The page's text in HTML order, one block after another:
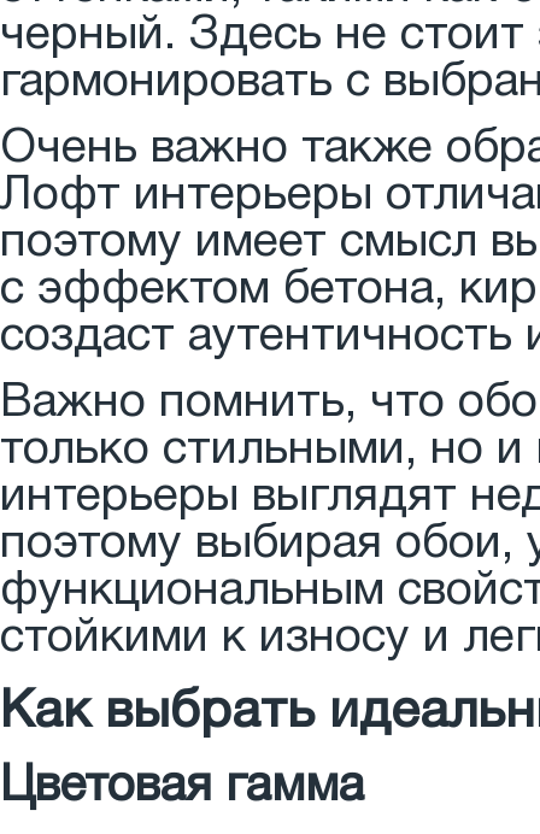
черный. Здесь не
гармонировать с
Очень важно также
Лофт интерьеры
поэтому имеет смысл
с эффектом бетона,
создаст
Важно помнить, что
только стильными, но
интерьеры выглядят
поэтому выбирая обои,
функциональным
стойкими к износу и
Как выбрать
Цветовая гамма